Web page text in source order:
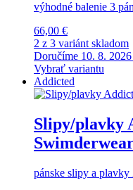
výhodné balenie 3
66,00 €
2 z 3 variánt skladom
Doručíme 10. 8.
Vybrať variantu
Addicted
Slipy/plavky
pánske slipy a plavky